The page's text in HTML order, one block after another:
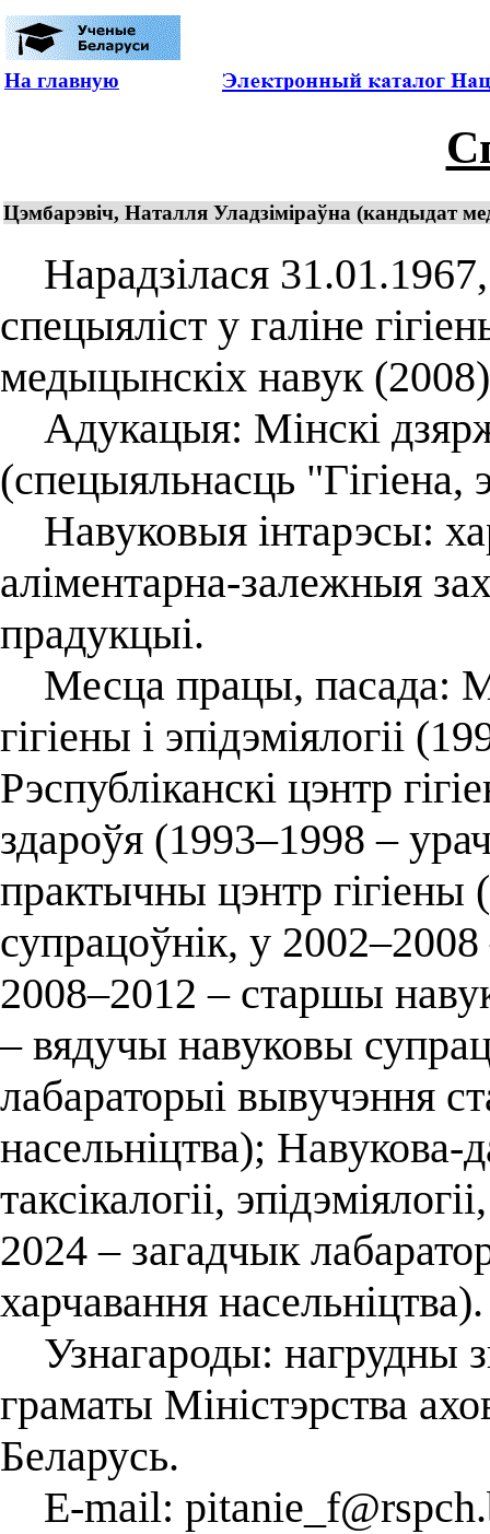
На главную
Цэмбарэвіч, Наталля Уладзіміраўна (кандыдат
Нарадзілася 31.01.1967,
спецыяліст у галіне
медыцынскіх навук
Адукацыя: Мінскі
(спецыяльнасць "Гігіена,
Навуковыя інтарэсы:
аліментарна-залежныя
прадукцыі.
Месца працы, пасада:
гігіены і эпідэміялогіі
Рэспубліканскі цэнтр
здароўя (1993–1998 –
практычны цэнтр
супрацоўнік, у
2008–2012 – старшы
– вядучы навуковы
лабараторыі вывучэння
насельніцтва); Навукова-
таксікалогіі,
2024 – загадчык
харчавання
Узнагароды: нагрудны
граматы Міністэрства
Беларусь.
E-mail: